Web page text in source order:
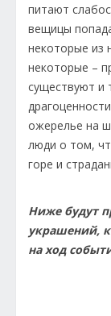
питают
вещицы
некоторые из
некоторые –
существуют и
ожерелье на
люди о том,
горе и
Ниже будут
украшений,
на ход